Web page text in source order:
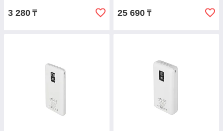
3 280 ₸ 25 690 ₸